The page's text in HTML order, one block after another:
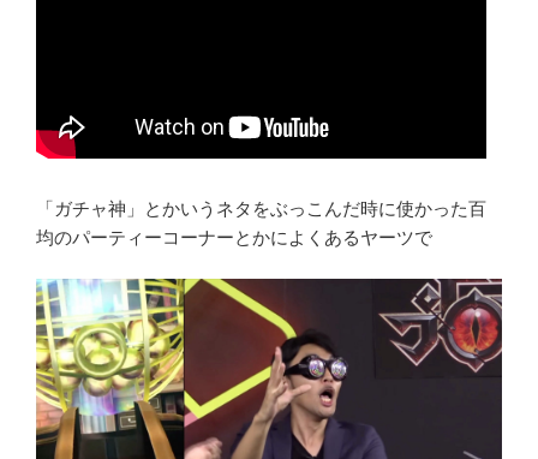
「ガチャ神」とかいうネタをぶっこんだ時に使かった百
均のパーティーコーナーとかによくあるヤーツで